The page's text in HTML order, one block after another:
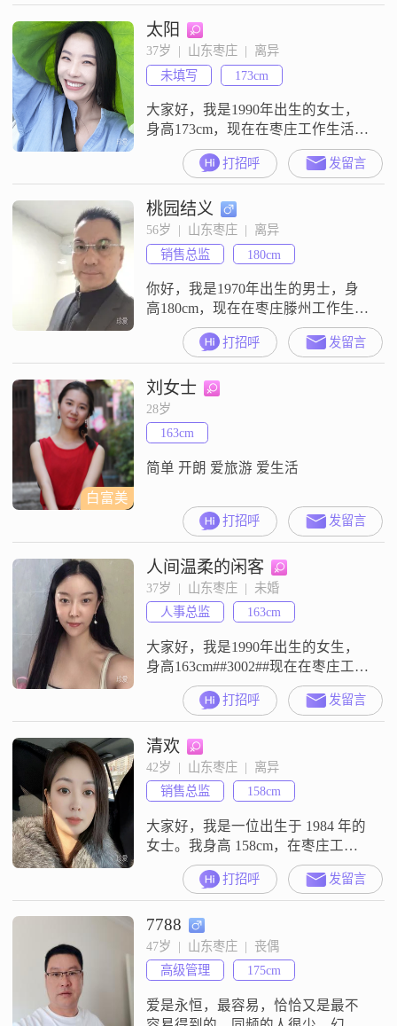
##3002##我的学历是中专##3002##
对于感情和相处，我觉得信任至上
很重要，两个人相处要真诚相待，
还要做到相互尊重##3002##我希望
能遇到一个同样看重这些的人##300
太阳
37岁  |  山东枣庄  |  离异
未填写
173cm
大家好，我是1990年出生的女士，
身高173cm，现在在枣庄工作生活
##3002##我的学历是大专，月收入
在50000元以上##3002##关于我的性
格，我是一个开朗爱笑的人，平时
也比较乐观积极##3002##我自认为
是个细腻敏感的人，但同样也是个
简单纯粹的人##3002##在生活中，
我是一个终身学习者，一直保持着
学习
打招呼 发留言
桃园结义
56岁  |  山东枣庄  |  离异
销售总监
180cm
你好，我是1970年出生的男士，身
高180cm，现在在枣庄滕州工作生活
##3002##我的学历是中专，目前的
月收入在12001到20000元之间
##3002##我这个人平时比较稳重可
靠，性格里也带点幽默风趣
##3002##在与人相处时，我信奉真
诚相待，也愿意做到包容理解
##3002##平时我很注重健康养生，
也喜欢享受独
打招呼 发留言
白富美
刘女士
28岁
163cm
简单 开朗 爱旅游 爱生活
打招呼 发留言
人间温柔的闲客
37岁  |  山东枣庄  |  未婚
人事总监
163cm
大家好，我是1990年出生的女生，
身高163cm##3002##现在在枣庄工
作，学历是大专，月收入在8001元
到12000元之间##3002##我的性格比
较善解人意，平时待人接物还算温
柔体贴##3002##生活中我是一个独
立自信的人，遇到事情习惯自己先
想办法解决，心态上保持乐观积极
##3002##平时我比较注重健康管理
打招呼 发留言
清欢
42岁  |  山东枣庄  |  离异
销售总监
158cm
大家好，我是一位出生于 1984 年的
女士。我身高 158cm，在枣庄工
作，学历是大专。我的月收入在
5001 - 8000 元之间。我觉得生活
嘛，就得追求简单幸福。我这人性
格随和，特别容易相处，也没那么
多复杂的心思。我和伴侣之间，希
望能共同进步，一起成长。我的情
绪很稳定，不会动不动就发脾气或
者胡思乱想。我挺喜欢仪式感
打招呼 发留言
7788
47岁  |  山东枣庄  |  丧偶
高级管理
175cm
爱是永恒，最容易，恰恰又是最不